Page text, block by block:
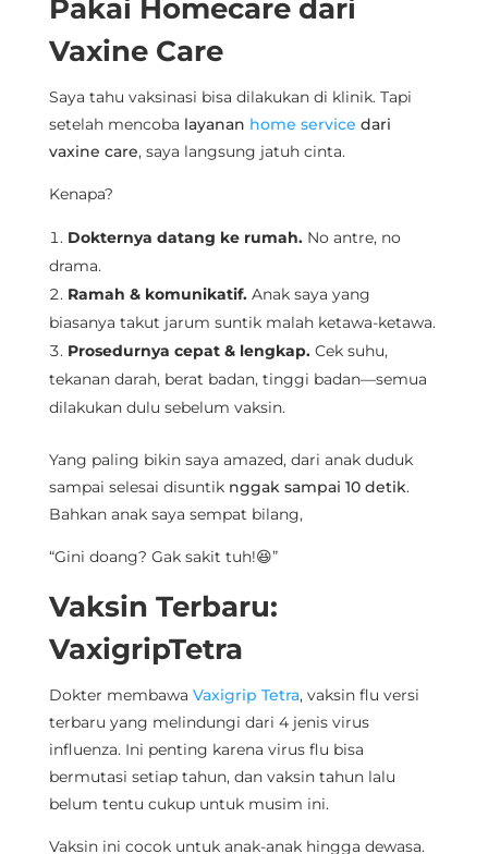
Pakai Homecare dari
Vaxine Care
Saya tahu vaksinasi bisa dilakukan di klinik. Tapi
setelah mencoba layanan home service dari
vaxine care, saya langsung jatuh cinta.
Kenapa?
Dokternya datang ke rumah.No antre, no
drama.
Ramah & komunikatif.Anak saya yang
biasanya takut jarum suntik malah ketawa-ketawa.
Prosedurnya cepat & lengkap.Cek suhu,
tekanan darah, berat badan, tinggi badan—semua
dilakukan dulu sebelum vaksin.
Yang paling bikin saya amazed, dari anak duduk
sampai selesai disuntik nggak sampai 10 detik.
Bahkan anak saya sempat bilang,
“Gini doang? Gak sakit tuh!😆”
Vaksin Terbaru:
VaxigripTetra
Dokter membawa Vaxigrip Tetra, vaksin flu versi
terbaru yang melindungi dari 4 jenis virus
influenza. Ini penting karena virus flu bisa
bermutasi setiap tahun, dan vaksin tahun lalu
belum tentu cukup untuk musim ini.
Vaksin ini cocok untuk anak-anak hingga dewasa.